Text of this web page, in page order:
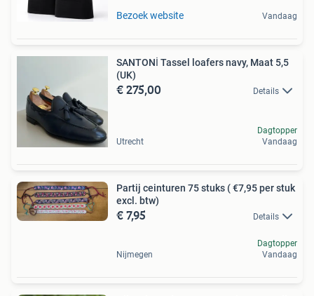
Bezoek website Vandaag
SANTONİ Tassel loafers navy, Maat 5,5
(UK)
€ 275,00 Details
Utrecht
Dagtopper
Vandaag
Partij ceinturen 75 stuks ( €7,95 per stuk
excl. btw)
€ 7,95 Details
Nijmegen
Dagtopper
Vandaag